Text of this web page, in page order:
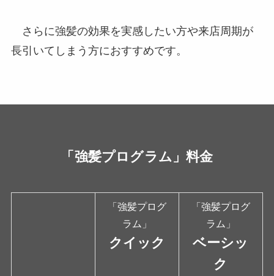
さらに強髪の効果を実感したい方や来店周期が
長引いてしまう方におすすめです。
「強髪プログラム」料金
「強髪プログ
ラム」
クイック
「強髪プログ
ラム」
ベーシッ
ク